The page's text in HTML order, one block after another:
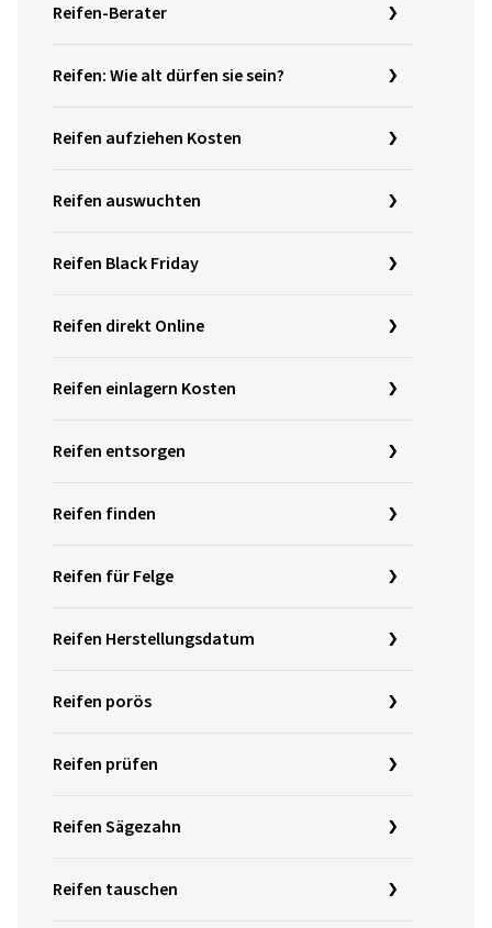
Reifen-Berater
Reifen: Wie alt dürfen sie sein?
Reifen aufziehen Kosten
Reifen auswuchten
Reifen Black Friday
Reifen direkt Online
Reifen einlagern Kosten
Reifen entsorgen
Reifen finden
Reifen für Felge
Reifen Herstellungsdatum
Reifen porös
Reifen prüfen
Reifen Sägezahn
Reifen tauschen